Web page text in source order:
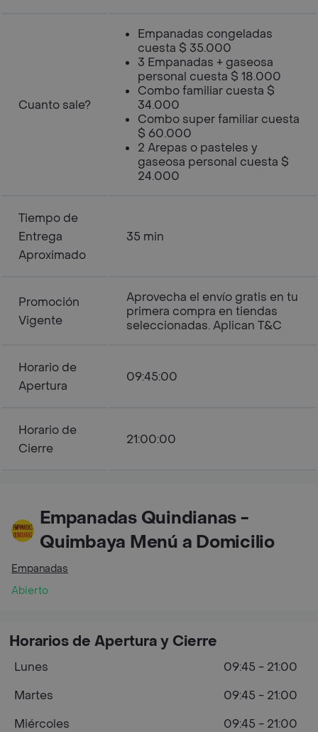
Cuanto sale?
Empanadas congeladas
cuesta $ 35.000
3 Empanadas + gaseosa
personal cuesta $ 18.000
Combo familiar cuesta $
34.000
Combo super familiar cuesta
$ 60.000
2 Arepas o pasteles y
gaseosa personal cuesta $
24.000
Tiempo de
Entrega
Aproximado
35 min
Promoción
Vigente
Aprovecha el envío gratis en tu
primera compra en tiendas
seleccionadas. Aplican T&C
Horario de
Apertura
09:45:00
Horario de
Cierre
21:00:00
Empanadas Quindianas -
Quimbaya Menú a Domicilio
Empanadas
Abierto
Horarios de Apertura y Cierre
Lunes
09:45 - 21:00
Martes
09:45 - 21:00
Miércoles
09:45 - 21:00